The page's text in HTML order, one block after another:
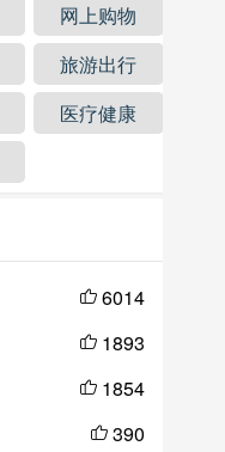
网上购物
旅游出行
医疗健康
 6014
 1893
 1854
 390